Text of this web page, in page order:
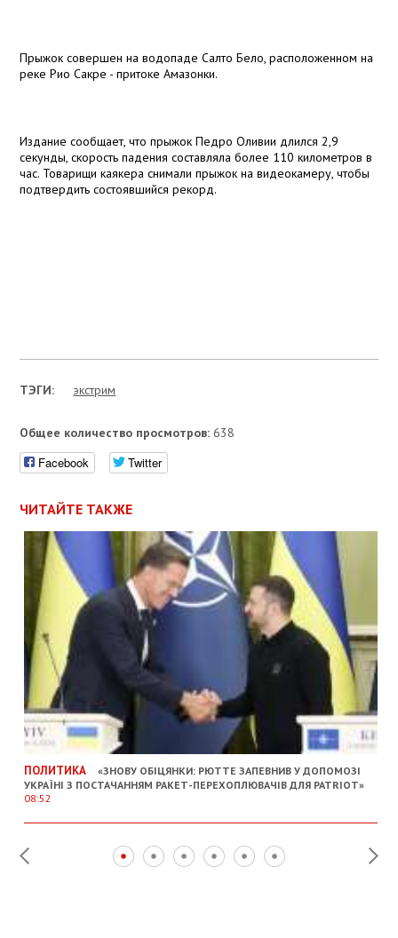
Прыжок совершен на водопаде Салто Бело, расположенном на
реке Рио Сакре - притоке Амазонки.
Издание сообщает, что прыжок Педро Оливии длился 2,9
секунды, скорость падения составляла более 110 километров в
час. Товарищи каякера снимали прыжок на видеокамеру, чтобы
подтвердить состоявшийся рекорд.
ТЭГИ: экстрим
Общее количество просмотров: 638
Facebook Twitter
ЧИТАЙТЕ ТАКЖЕ
ПОЛИТИКА
«ЗНОВУ ОБІЦЯНКИ: РЮТТЕ ЗАПЕВНИВ У ДОПОМОЗІ
УКРАЇНІ З ПОСТАЧАННЯМ РАКЕТ-ПЕРЕХОПЛЮВАЧІВ ДЛЯ PATRIOT»
08:52